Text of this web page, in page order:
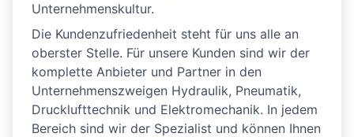
Unternehmenskultur.
Die Kundenzufriedenheit steht für uns alle an
oberster Stelle. Für unsere Kunden sind wir der
komplette Anbieter und Partner in den
Unternehmenszweigen Hydraulik, Pneumatik,
Drucklufttechnik und Elektromechanik. In jedem
Bereich sind wir der Spezialist und können Ihnen